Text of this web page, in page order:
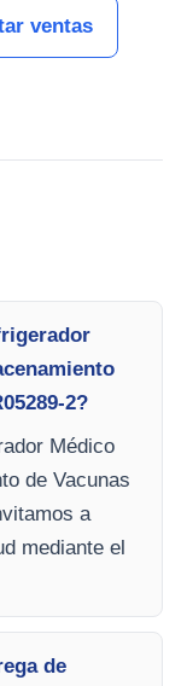
ventas
2?
Médico
de Vacunas
a
mediante el
de